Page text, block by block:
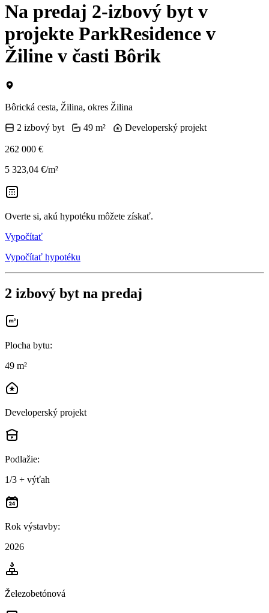
Na predaj 2-izbový byt v
projekte ParkResidence v
Žiline v časti Bôrik
Bôrická cesta, Žilina, okres Žilina
2 izbový byt
49 m² Developerský projekt
262 000 €
5 323,04 €/m²
Overte si, akú hypotéku môžete získať.
Vypočítať
Vypočítať hypotéku
2 izbový byt na predaj
Plocha bytu:
49 m²
Developerský projekt
Podlažie:
1/3 + výťah
Rok výstavby:
2026
Železobetónová